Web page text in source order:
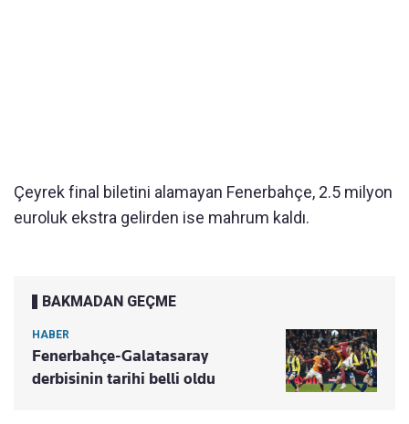
Çeyrek final biletini alamayan Fenerbahçe, 2.5 milyon
euroluk ekstra gelirden ise mahrum kaldı.
BAKMADAN GEÇME
HABER
Fenerbahçe-Galatasaray
derbisinin tarihi belli oldu